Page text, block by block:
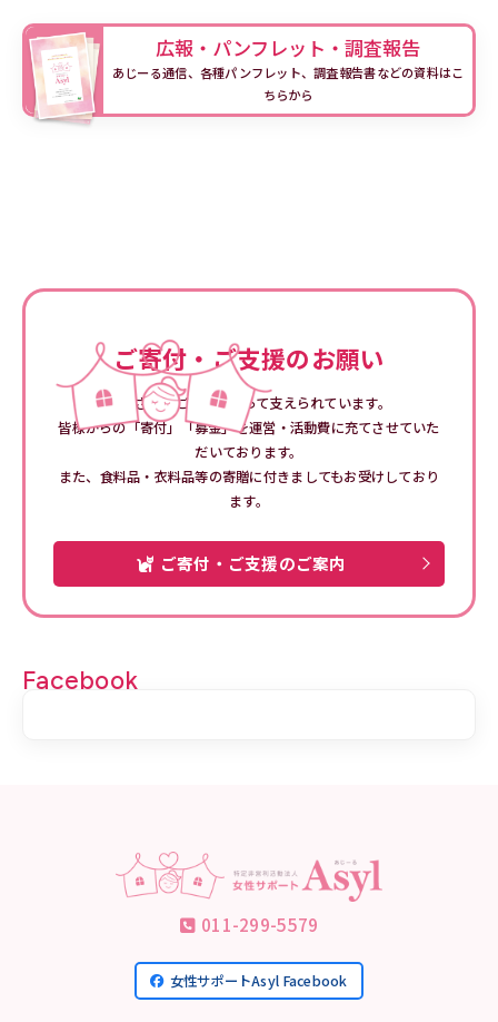
広報・パンフレット・調査報告
あじーる通信、各種パンフレット、調査報告書などの資料はこ
ちらから
ご寄付・ご支援のお願い
みなさまのご支援によって支えられています。
皆様からの「寄付」「募金」を運営・活動費に充てさせていた
だいております。
また、食料品・衣料品等の寄贈に付きましてもお受けしており
ます。
ご寄付・ご支援のご案内
Facebook
011-299-5579
女性サポートAsyl Facebook